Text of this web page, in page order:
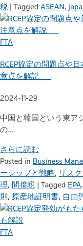
税 | Tagged ASEAN,
FTA
RCEP協定の問題点や
意点を解説
2024-11-29
中国と韓国という東ア
の…
さらに読む
Posted in Business
ーシップと戦略, リス
理, 間接税 Tagged EPA,
則 , 原産地証明書, 自由
FTA